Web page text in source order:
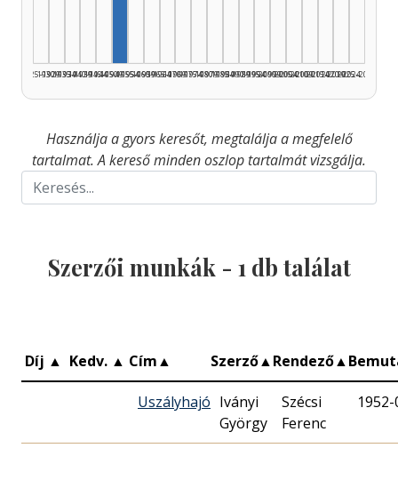
1925–1929
1930–1934
1935–1939
1940–1944
1945–1949
1950–1954
1955–1959
1960–1964
1965–1969
1970–1974
1975–1979
1980–1984
1985–1989
1990–1994
1995–1999
2000–2004
2005–2009
2010–2014
2015–2019
2020–2024
2025–2026
Használja a gyors keresőt, megtalálja a megfelelő
tartalmat. A kereső minden oszlop tartalmát vizsgálja.
Szerzői munkák - 1 db találat
Díj ▲ Kedv. ▲ Cím▲ Szerző▲Rendező▲
Uszályhajó Iványi
György
Szécsi
Ferenc